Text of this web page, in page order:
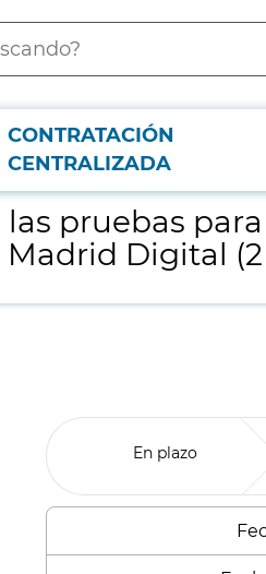
CONTRATACIÓN
CENTRALIZADA
de aptitudes del proceso de
pruebas
Digital (2
En plazo